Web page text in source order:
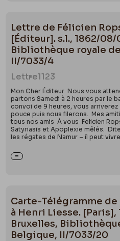
Lettre de Félicien
[Éditeur]. s.l., 1862/
Bibliothèque royale
II/7033/4
Lettre1123
Mon Cher Éditeur Nous vous
partons Samedi à 2 heures par le
convoi de 9 heures, vous arriverez
pouce puis nous filerons. Mes
tous nos amis À vous Felicien
Satyriasis et Apoplexie mêlés.
les régates de Namur – il peut
Carte-Télégramme
à Henri Liesse. [Paris],
Bruxelles,
Belgique, II/7033/20